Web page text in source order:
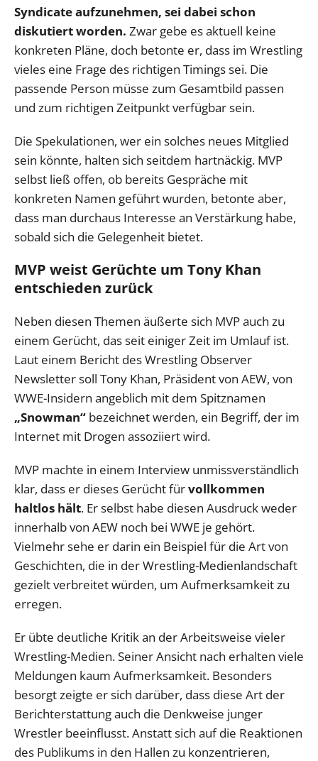
Syndicate aufzunehmen, sei dabei schon
diskutiert worden. Zwar gebe es aktuell keine
konkreten Pläne, doch betonte er, dass im Wrestling
vieles eine Frage des richtigen Timings sei. Die
passende Person müsse zum Gesamtbild passen
und zum richtigen Zeitpunkt verfügbar sein.
Die Spekulationen, wer ein solches neues Mitglied
sein könnte, halten sich seitdem hartnäckig. MVP
selbst ließ offen, ob bereits Gespräche mit
konkreten Namen geführt wurden, betonte aber,
dass man durchaus Interesse an Verstärkung habe,
sobald sich die Gelegenheit bietet.
MVP weist Gerüchte um Tony Khan
entschieden zurück
Neben diesen Themen äußerte sich MVP auch zu
einem Gerücht, das seit einiger Zeit im Umlauf ist.
Laut einem Bericht des Wrestling Observer
Newsletter soll Tony Khan, Präsident von AEW, von
WWE-Insidern angeblich mit dem Spitznamen
„Snowman“ bezeichnet werden, ein Begriff, der im
Internet mit Drogen assoziiert wird.
MVP machte in einem Interview unmissverständlich
klar, dass er dieses Gerücht fürvollkommen
haltlos hält. Er selbst habe diesen Ausdruck weder
innerhalb von AEW noch bei WWE je gehört.
Vielmehr sehe er darin ein Beispiel für die Art von
Geschichten, die in der Wrestling-Medienlandschaft
gezielt verbreitet würden, um Aufmerksamkeit zu
erregen.
Er übte deutliche Kritik an der Arbeitsweise vieler
Wrestling-Medien. Seiner Ansicht nach erhalten viele
Meldungen kaum Aufmerksamkeit. Besonders
besorgt zeigte er sich darüber, dass diese Art der
Berichterstattung auch die Denkweise junger
Wrestler beeinflusst. Anstatt sich auf die Reaktionen
des Publikums in den Hallen zu konzentrieren,